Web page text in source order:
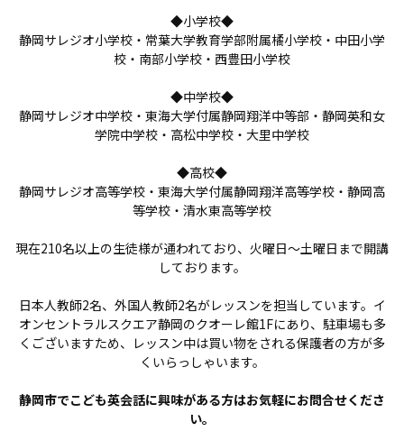
◆小学校◆
静岡サレジオ小学校・常葉大学教育学部附属橘小学校・中田小学
校・南部小学校・西豊田小学校
◆中学校◆
静岡サレジオ中学校・東海大学付属静岡翔洋中等部・静岡英和女
学院中学校・高松中学校・大里中学校
◆高校◆
静岡サレジオ高等学校・東海大学付属静岡翔洋高等学校・静岡高
等学校・清水東高等学校
現在210名以上の生徒様が通われており、火曜日～土曜日まで開講
しております。
日本人教師2名、外国人教師2名がレッスンを担当しています。イ
オンセントラルスクエア静岡のクオーレ館1Fにあり、駐車場も多
くございますため、レッスン中は買い物をされる保護者の方が多
くいらっしゃいます。
静岡市でこども英会話に興味がある方はお気軽にお問合せくださ
い。